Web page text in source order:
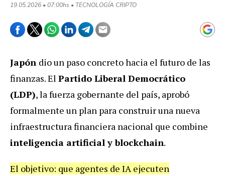
19.05.2026 • 07:00hs • TECNOLOGÍA CRIPTO
Japón dio un paso concreto hacia el futuro de las
finanzas. El Partido Liberal Democrático
(LDP), la fuerza gobernante del país, aprobó
formalmente un plan para construir una nueva
infraestructura financiera nacional que combine
inteligencia artificial y blockchain.
El objetivo: que agentes de IA ejecuten